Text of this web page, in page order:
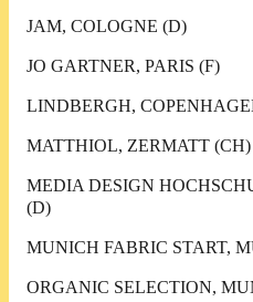
JAM, COLOGNE (D)
JO GARTNER, PARIS (F)
LINDBERGH,
MATTHIOL, ZERMATT (CH)
MEDIA DESIGN
(D)
MUNICH FABRIC START,
ORGANIC SELECTION,